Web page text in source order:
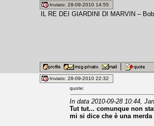
Inviato: 28-09-2010 14:55
IL RE DEI GIARDINI DI MARVIN –
Inviato: 28-09-2010 22:32
quote:
In data 2010-09-28 10:44,
Tut tut... comunque non
mi si dice che è una